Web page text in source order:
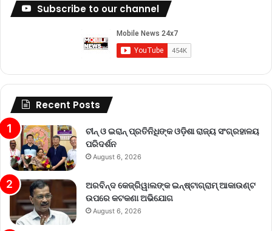
Subscribe to our channel
Recent Posts
ଚୀନ୍ ଓ ଇରାନ୍ ପ୍ରତିନିଧିଙ୍କ ଓଡ଼ିଶା ରାଜ୍ୟ ସଂଗ୍ରହାଳୟ
ପରିଦର୍ଶନ
August 6, 2026
ଅରବିନ୍ଦ କେଜ୍ରିୱାଲଙ୍କ ଇନ୍‌ଷ୍ଟାଗ୍ରାମ୍ ଆକାଉଣ୍ଟ
ଉପରେ କଟକଣା ଅଭିଯୋଗ
August 6, 2026